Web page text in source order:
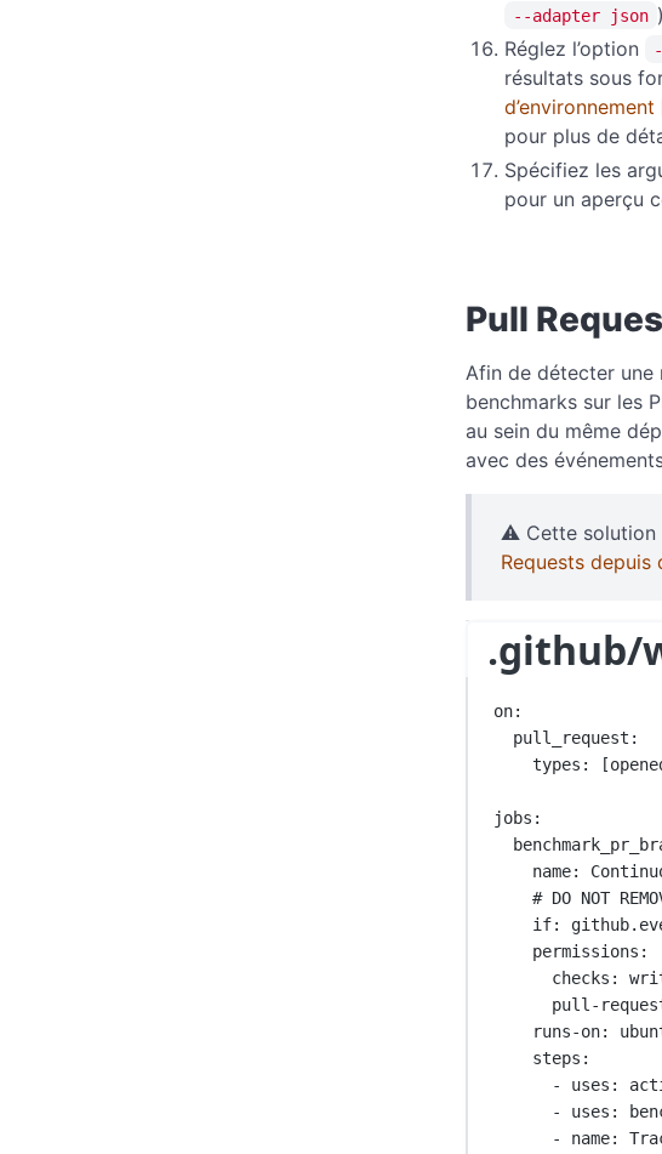
--adapter json )
Réglez l’option
résultats sous
d’environnement
pour plus de
Spécifiez les
pour un aperçu
Pull
Afin de détecter une
benchmarks sur les
au sein du même
avec des
⚠️ Cette solution
Requests depuis
.github/
on:
pull_request :
types : [
jobs :
name:
# DO NOT
if:
permissions :
checks :
pull-
runs-on:
steps :
- uses :
- uses :
- name: